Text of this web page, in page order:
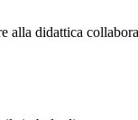
alla didattica